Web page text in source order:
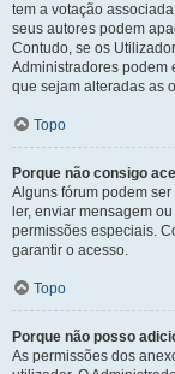
tem a votação
seus autores podem
Contudo, se os
Administradores podem
que sejam alteradas as
Topo
Porque não consigo
Alguns fórum podem
ler, enviar mensagem
permissões especiais.
garantir o acesso.
Topo
Porque não posso
As permissões dos